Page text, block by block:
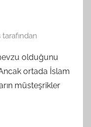
tarafından
olduğunu
ortada İslam
müsteşrikler